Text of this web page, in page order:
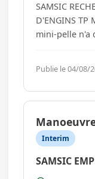
SAMSIC
D'ENGINS TP MINI-
mini-pelle n'a
recherchons
spécialisé en
différents
Publie le 04/08/
Interim
SAMSIC